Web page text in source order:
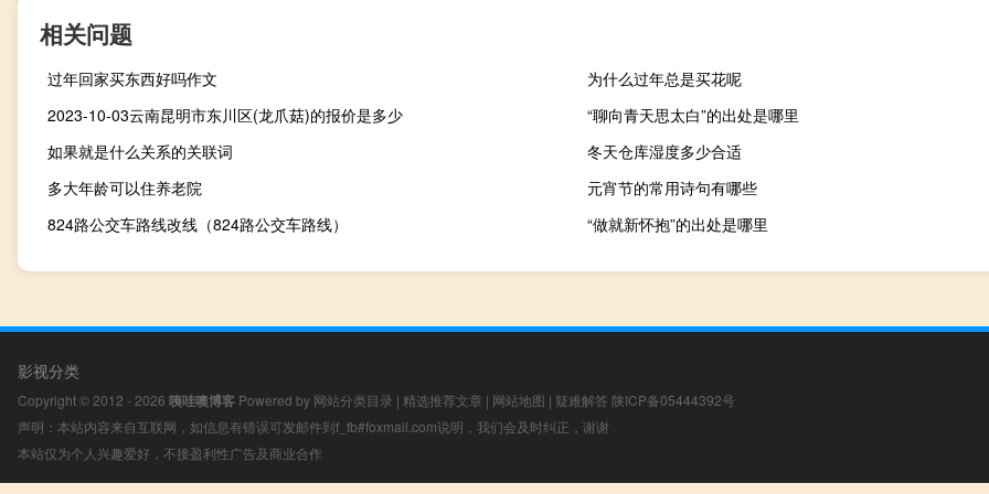
相关问题
过年回家买东西好吗作文
为什么过年总是买花呢
2023-10-03云南昆明市东川区(龙爪菇)的报价是多少
“聊向青天思太白”的出处是哪里
如果就是什么关系的关联词
冬天仓库湿度多少合适
多大年龄可以住养老院
元宵节的常用诗句有哪些
824路公交车路线改线（824路公交车路线）
“做就新怀抱”的出处是哪里
影视分类
Copyright © 2012 - 2026 咦哇噢博客 Powered by 网站分类目录 | 精选推荐文章 | 网站地图 | 疑难解答 陕ICP备05444392号
声明：本站内容来自互联网，如信息有错误可发邮件到f_fb#foxmail.com说明，我们会及时纠正，谢谢
本站仅为个人兴趣爱好，不接盈利性广告及商业合作